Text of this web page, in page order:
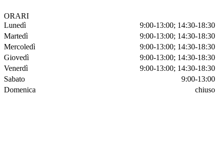
ORARI
Lunedì
9:00-13:00; 14:30-18:30
Martedì
9:00-13:00; 14:30-18:30
Mercoledì
9:00-13:00; 14:30-18:30
Giovedì
9:00-13:00; 14:30-18:30
Venerdì
9:00-13:00; 14:30-18:30
Sabato
9:00-13:00
Domenica
chiuso